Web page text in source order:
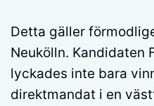
Detta gäller
Neukölln. Kandidaten
lyckades inte bara
direktmandat i en